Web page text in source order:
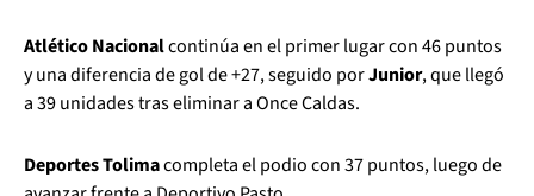
Atlético Nacionalcontinúa en el primer lugar con 46 puntos
y una diferencia de gol de +27, seguido porJunior, que llegó
a 39 unidades tras eliminar a Once Caldas.
Deportes Tolimacompleta el podio con 37 puntos, luego de